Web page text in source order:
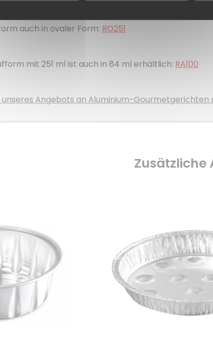
auch in ovaler Form: RO251
mit 251 ml ist auch in 84 ml erhältlich: RA100
unseres Angebots an Aluminium-Gourmetgerichten
Zusätzliche